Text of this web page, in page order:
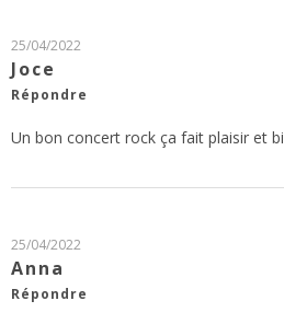
25/04/2022
Joce
Répondre
Un bon concert rock ça fait plaisir et
25/04/2022
Anna
Répondre